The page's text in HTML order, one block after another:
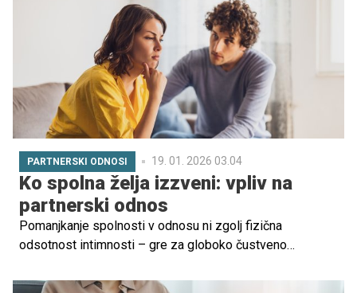
PARTNERSKI ODNOSI 19. 01. 2026 03.04
Ko spolna želja izzveni: vpliv na
partnerski odnos
Pomanjkanje spolnosti v odnosu ni zgolj fizična
odsotnost intimnosti – gre za globoko čustveno
partnerske zveze. Spolnost je več kot fizična aktivnost –